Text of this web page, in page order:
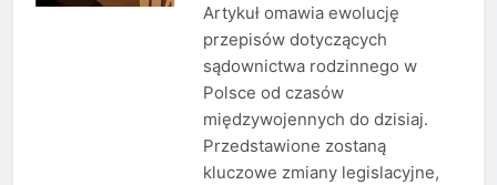
Artykuł omawia ewolucję
przepisów dotyczących
sądownictwa rodzinnego w
Polsce od czasów
międzywojennych do dzisiaj.
Przedstawione zostaną
kluczowe zmiany legislacyjne,